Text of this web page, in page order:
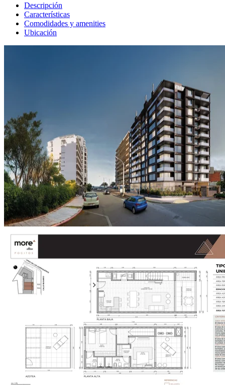
Descripción
Características
Comodidades y amenities
Ubicación